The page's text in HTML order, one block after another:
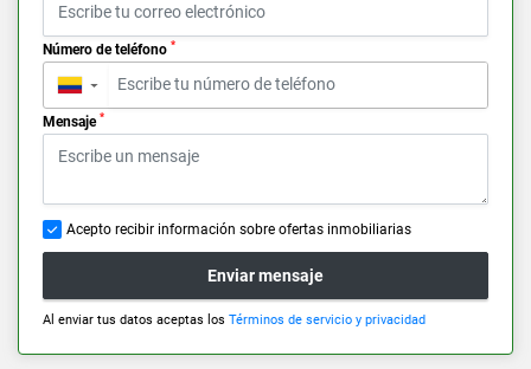
Número de teléfono *
▼
Mensaje *
Acepto recibir información sobre ofertas inmobiliarias
Enviar mensaje
Al enviar tus datos aceptas los Términos de servicio y privacidad